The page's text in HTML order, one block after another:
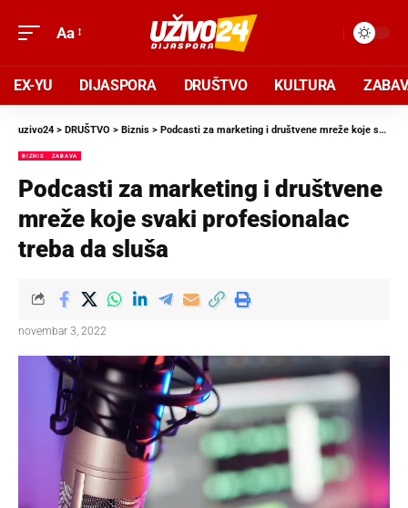
Aa
EX-YU DIJASPORA DRUŠTVO KULTURA
uzivo24 > DRUŠTVO > Biznis > Podcasti za marketing i društvene mreže koje svaki profesionalac treba da sluša
BIZNIS ZABAVA
Podcasti za marketing i društvene
mreže koje svaki profesionalac
treba da sluša
novembar 3, 2022